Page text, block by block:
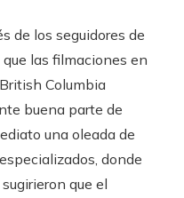
de los seguidores de
las filmaciones en
Columbia
buena parte de
una oleada de
donde
que el